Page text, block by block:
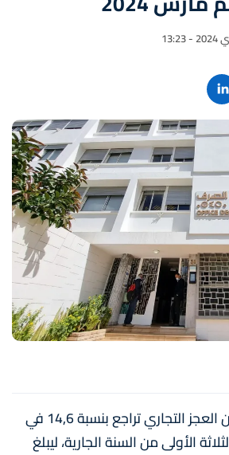
أفاد مكتب الصرف بأن العجز التجاري تراجع بنسبة 14,6 في
الأولى من السنة الجارية، ليبلغ